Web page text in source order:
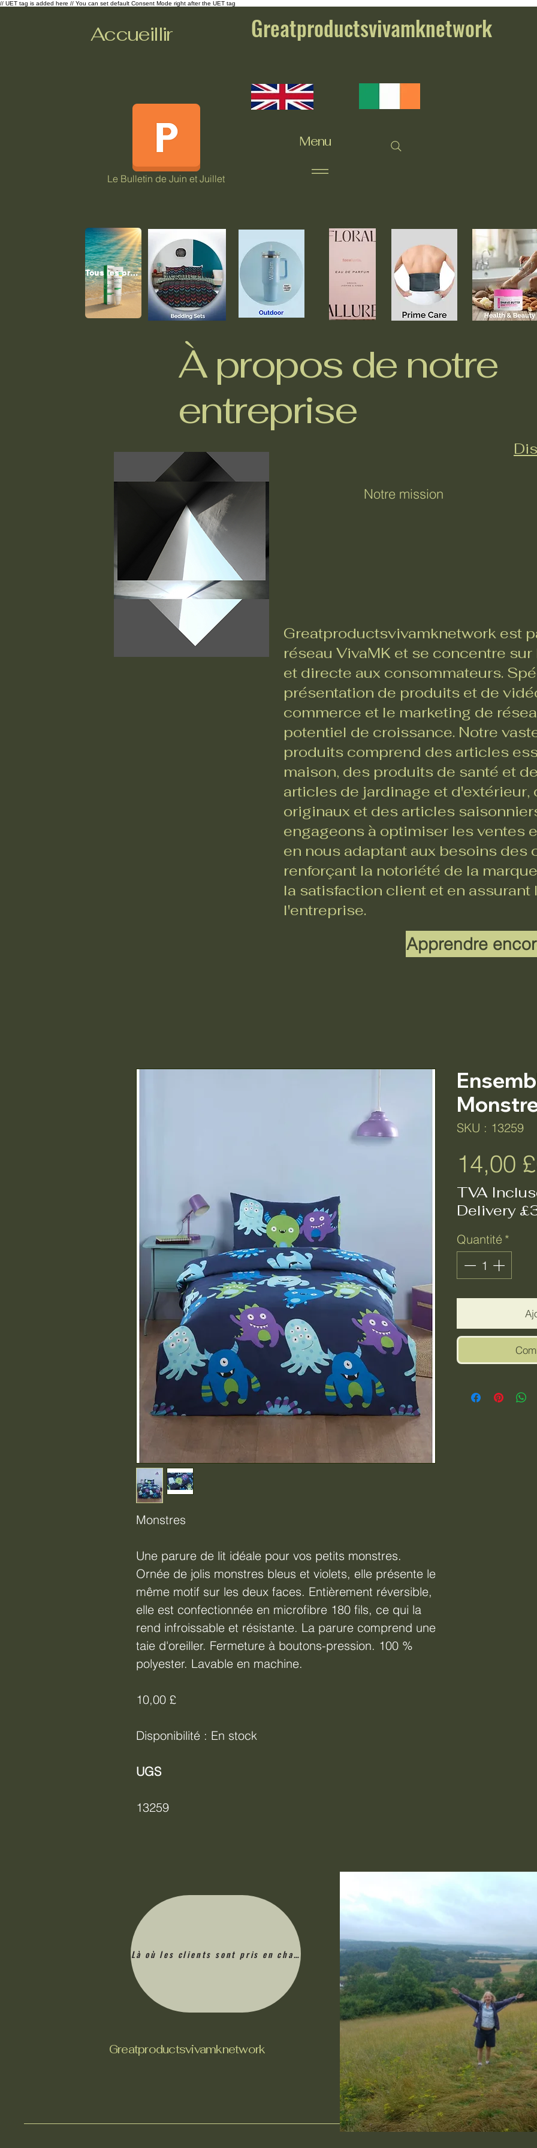
// UET tag is added here // You can set default Consent Mode right after the UET tag
Accueillir
Le Bulletin de Juin et Juillet
Greatproductsvivamknetwork
Menu
Tous les produits
À propos de notre
entreprise
Notre mission
Greatproductsvivamknetwork est
réseau VivaMK et se concentre
et directe aux consommateurs.
présentation de produits et de
commerce et le marketing de
potentiel de croissance. Notre
produits comprend des articles
maison, des produits de santé et
articles de jardinage et d'extérieur,
originaux et des articles
engageons à optimiser les ventes
en nous adaptant aux besoins des
renforçant la notoriété de la
la satisfaction client et en assurant
l'entreprise.
Apprendre
Monstres
Une parure de lit idéale pour vos petits monstres.
Ornée de jolis monstres bleus et violets, elle présente le
même motif sur les deux faces. Entièrement réversible,
elle est confectionnée en microfibre 180 fils, ce qui la
rend infroissable et résistante. La parure comprend une
taie d'oreiller. Fermeture à boutons-pression. 100 %
polyester. Lavable en machine.
10,00 £
Disponibilité : En stock
UGS
13259
SKU : 13259
14,00
TVA
Delivery
Quantité *
Greatproductsvivamknetwork
Là où les clients sont pris en charge